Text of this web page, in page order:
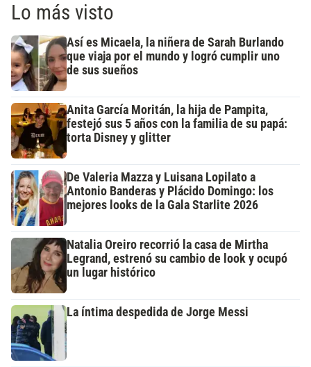
Lo más visto
Así es Micaela, la niñera de Sarah Burlando
que viaja por el mundo y logró cumplir uno
de sus sueños
Anita García Moritán, la hija de Pampita,
festejó sus 5 años con la familia de su papá:
torta Disney y glitter
De Valeria Mazza y Luisana Lopilato a
Antonio Banderas y Plácido Domingo: los
mejores looks de la Gala Starlite 2026
Natalia Oreiro recorrió la casa de Mirtha
Legrand, estrenó su cambio de look y ocupó
un lugar histórico
La íntima despedida de Jorge Messi